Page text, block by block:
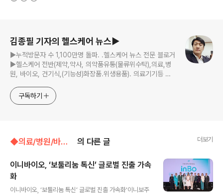
김종필 기자의 헬스케어 뉴스▶
▶누적방문자 수 1,100만명 돌파. .헬스케어 뉴스 전문 블로거
▶헬스케어 전반(제약,약사, 의약품유통(물류위수탁),의료,병
원, 바이오, 건기식,(기능성)화장품.위생용품). 의료기기등 ☞
jp11222@naver.com
구독하기
◆의료/병원/바이오벤처/◁바이오벤처,의료기기 의 다른 글 더보기
이니바이오, ‘보툴리눔 톡신’ 글로벌 진출 가속
화
이니바이오, ‘보툴리눔 톡신’ 글로벌 진출 가속화'이니보주